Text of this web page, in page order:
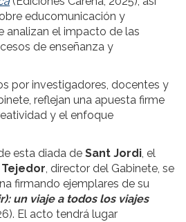
educomunicación y
analizan el impacto de las
de enseñanza y
por investigadores, docentes y
reflejan una apuesta firme
y el enfoque
esta diada de Sant Jordi, el
, director del Gabinete, se
firmando ejemplares de su
un viaje a todos los viajes
El acto tendrá lugar